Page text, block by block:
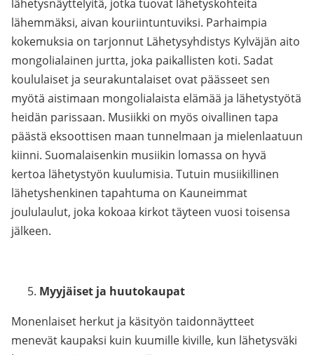
lähetysnäyttelyitä, jotka tuovat lähetyskohteita
lähemmäksi, aivan kouriintuntuviksi. Parhaimpia
kokemuksia on tarjonnut Lähetysyhdistys Kylväjän aito
mongolialainen jurtta, joka paikallisten koti. Sadat
koululaiset ja seurakuntalaiset ovat päässeet sen
myötä aistimaan mongolialaista elämää ja lähetystyötä
heidän parissaan. Musiikki on myös oivallinen tapa
päästä eksoottisen maan tunnelmaan ja mielenlaatuun
kiinni. Suomalaisenkin musiikin lomassa on hyvä
kertoa lähetystyön kuulumisia. Tutuin musiikillinen
lähetyshenkinen tapahtuma on Kauneimmat
joululaulut, joka kokoaa kirkot täyteen vuosi toisensa
jälkeen.
Myyjäiset ja huutokaupat
Monenlaiset herkut ja käsityön taidonnäytteet
menevät kaupaksi kuin kuumille kiville, kun lähetysväki